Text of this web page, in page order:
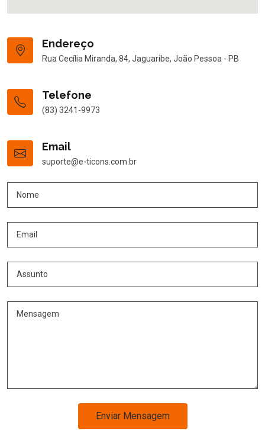
Endereço
Rua Cecília Miranda, 84, Jaguaribe, João Pessoa - PB
Telefone
(83) 3241-9973
Email
suporte@e-ticons.com.br
Enviar Mensagem